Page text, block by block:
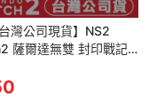
台灣公司現貨】NS2
薩爾達無雙 封印戰記 -